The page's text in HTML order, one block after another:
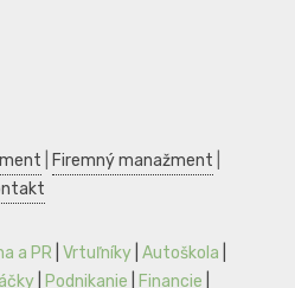
Firemný manažment
a PR Vrtuľníky Autoškola
Podnikanie Financie